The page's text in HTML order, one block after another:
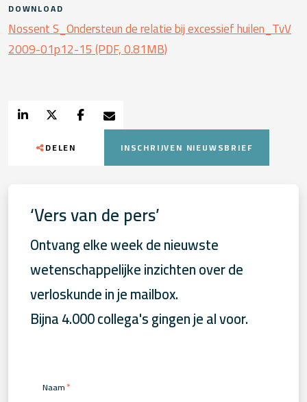
DOWNLOAD
Nossent S_Ondersteun de relatie bij excessief huilen_TvV
2009-01p12-15 (PDF, 0.81MB)
DELEN INSCHRIJVEN NIEUWSBRIEF
‘Vers van de pers’
Ontvang elke week de nieuwste
wetenschappelijke inzichten over de
verloskunde in je mailbox.
Bijna 4.000 collega's gingen je al voor.
Naam*